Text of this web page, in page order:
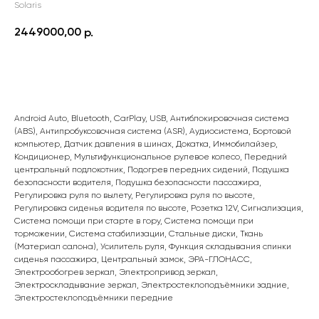
Solaris
2449000,00 р.
Android Auto, Bluetooth, CarPlay, USB, Антиблокировочная система
(ABS), Антипробуксовочная система (ASR), Аудиосистема, Бортовой
компьютер, Датчик давления в шинах, Докатка, Иммобилайзер,
Кондиционер, Мультифункциональное рулевое колесо, Передний
центральный подлокотник, Подогрев передних сидений, Подушка
безопасности водителя, Подушка безопасности пассажира,
Регулировка руля по вылету, Регулировка руля по высоте,
Регулировка сиденья водителя по высоте, Розетка 12V, Сигнализация,
Система помощи при старте в гору, Система помощи при
торможении, Система стабилизации, Стальные диски, Ткань
(Материал салона), Усилитель руля, Функция складывания спинки
сиденья пассажира, Центральный замок, ЭРА-ГЛОНАСС,
Электрообогрев зеркал, Электропривод зеркал,
Электроскладывание зеркал, Электростеклоподъёмники задние,
Электростеклоподъёмники передние